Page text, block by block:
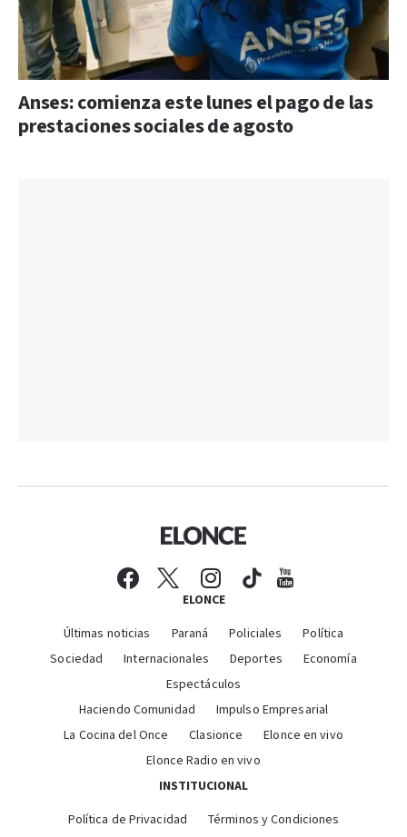
Anses: comienza este lunes el pago de las
prestaciones sociales de agosto
ELONCE
Últimas noticias Paraná Policiales
Política
Sociedad
Internacionales Deportes
Economía
Espectáculos
Haciendo Comunidad
Impulso Empresarial
La Cocina del Once
Clasionce
Elonce en vivo
Elonce Radio en vivo
INSTITUCIONAL
Política de Privacidad
Términos y Condiciones